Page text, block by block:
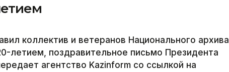
коллектив и ветеранов Национального архива
летием, поздравительное письмо Президента
агентство Kazinform со ссылкой на